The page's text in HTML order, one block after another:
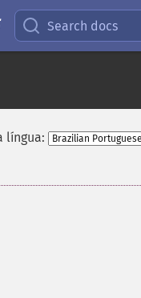
Search docs
língua: